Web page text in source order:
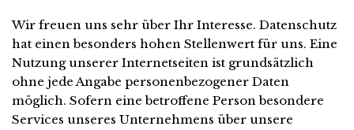
Wir freuen uns sehr über Ihr Interesse. Datenschutz
hat einen besonders hohen Stellenwert für uns. Eine
Nutzung unserer Internetseiten ist grundsätzlich
ohne jede Angabe personenbezogener Daten
möglich. Sofern eine betroffene Person besondere
Services unseres Unternehmens über unsere